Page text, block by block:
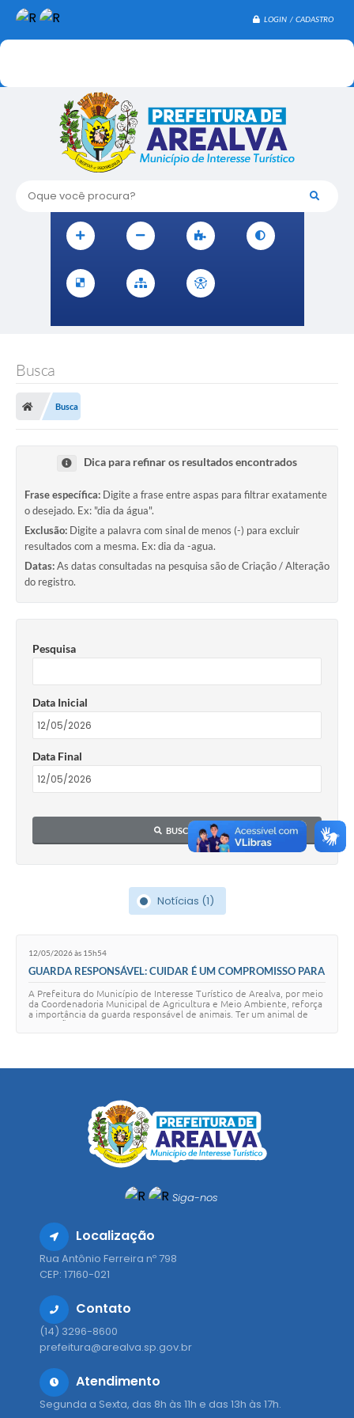
LOGIN / CADASTRO
Oque você procura?
Busca
Busca
Dica para refinar os resultados encontrados
Frase específica: Digite a frase entre aspas para filtrar exatamente
o desejado. Ex: "dia da água".
Exclusão: Digite a palavra com sinal de menos (-) para excluir
resultados com a mesma. Ex: dia da -agua.
Datas:As datas consultadas na pesquisa são de Criação / Alteração
do registro.
Pesquisa
Data Inicial
Data Final
BUSCAR
Notícias (1)
12/05/2026 às 15h54
GUARDA RESPONSÁVEL: CUIDAR É UM COMPROMISSO PARA
A Prefeitura do Município de Interesse Turístico de Arealva, por meio
da Coordenadoria Municipal de Agricultura e Meio Ambiente, reforça
a importância da guarda responsável de animais. Ter um animal de
Siga-nos
Localização
Rua Antônio Ferreira nº 798
CEP: 17160-021
Contato
(14) 3296-8600
prefeitura@arealva.sp.gov.br
Atendimento
Segunda a Sexta, das 8h às 11h e das 13h às 17h.